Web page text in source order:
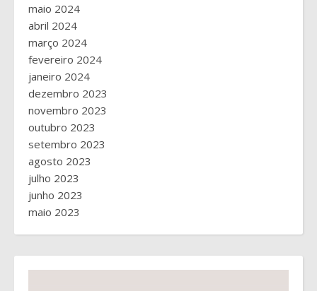
maio 2024
abril 2024
março 2024
fevereiro 2024
janeiro 2024
dezembro 2023
novembro 2023
outubro 2023
setembro 2023
agosto 2023
julho 2023
junho 2023
maio 2023